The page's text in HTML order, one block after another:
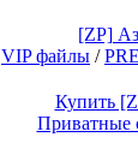
[ZP]
VIP файлы /
Купить
Приватные